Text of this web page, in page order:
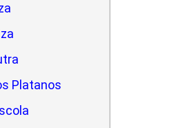
Platanos